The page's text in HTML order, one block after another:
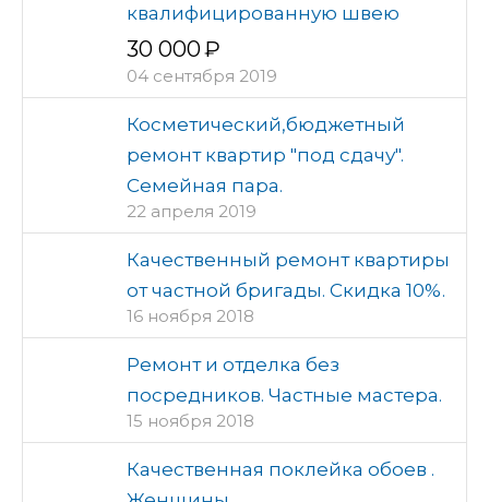
квалифицированную швею
30 000
04 сентября 2019
Косметический,бюджетный
ремонт квартир "под сдачу".
Семейная пара.
22 апреля 2019
Качественный ремонт квартиры
от частной бригады. Скидка 10%.
16 ноября 2018
Ремонт и отделка без
посредников. Частные мастера.
15 ноября 2018
Качественная поклейка обоев .